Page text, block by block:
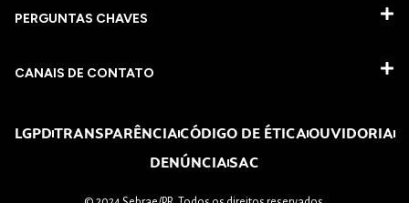
PERGUNTAS CHAVES​
CANAIS DE CONTATO
LGPDTRANSPARÊNCIACÓDIGO DE ÉTICAOUVIDORIA
DENÚNCIASAC